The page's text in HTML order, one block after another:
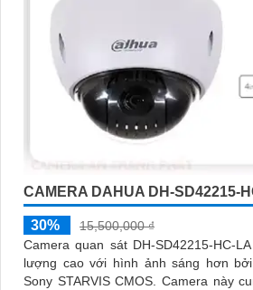
CAMERA DAHUA DH-SD42215-
30%
15,500,000 ₫
Camera quan sát DH-SD42215-HC-
lượng cao với hình ảnh sáng hơn
Sony STARVIS CMOS. Camera này cung cấp hình ảnh ban